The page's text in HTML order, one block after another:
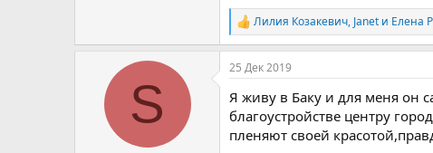
Р
е
а
к
и
и
Лилия Козакевич, Janet и Елена
S
25 Дек 2019
Я живу в Баку и для меня он
благоустройстве центру
пленяют своей